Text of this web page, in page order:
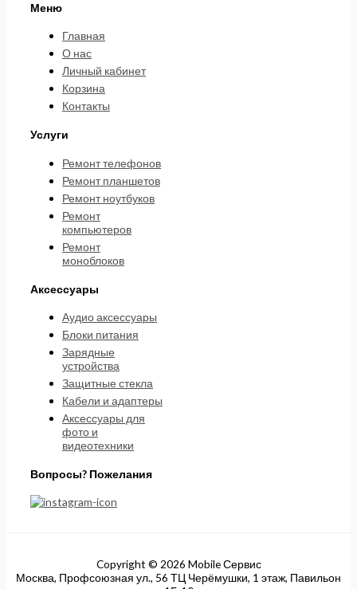
Меню
Главная
О нас
Личный кабинет
Корзина
Контакты
Услуги
Ремонт телефонов
Ремонт планшетов
Ремонт ноутбуков
Ремонт
компьютеров
Ремонт
моноблоков
Аксессуары
Аудио аксессуары
Блоки питания
Зарядные
устройства
Защитные стекла
Кабели и адаптеры
Аксессуары для
фото и
видеотехники
Вопросы? Пожелания
Copyright © 2026 Mobile Сервис
Москва, Профсоюзная ул., 56 ТЦ Черёмушки, 1 этаж, Павильон